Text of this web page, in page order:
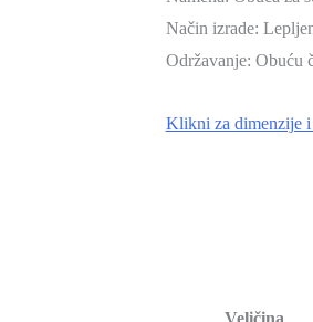
Način izrade:
Održavanje: Obuću
Klikni za dimenzije i
Veličina